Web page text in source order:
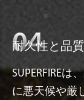
耐久性と品質
SUPERFIRE
に悪天候や厳